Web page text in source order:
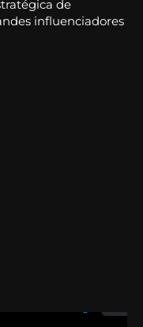
de
influenciadores